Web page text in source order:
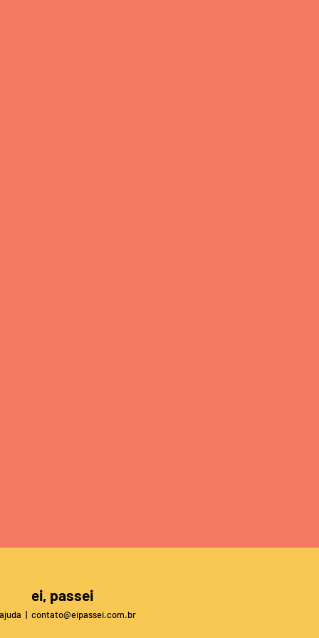
ei, passei
ajuda | contato@eipassei.com.br